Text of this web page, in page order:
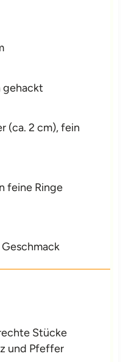
gehackt
(ca.2 cm), fein
feine Ringe
Stücke
und Pfeffer